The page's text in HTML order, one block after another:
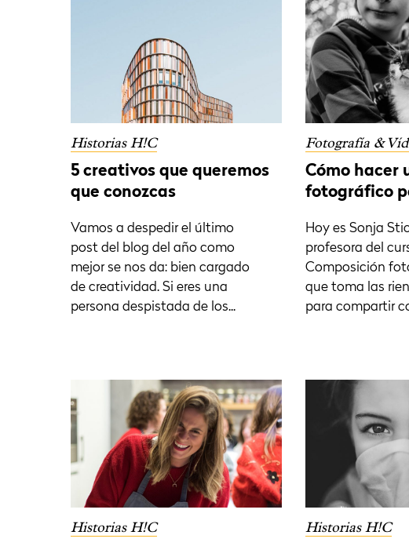
Historias H!C
5 creativos que queremos
que conozcas
Vamos a despedir el último
post del blog del año como
mejor se nos da: bien cargado
de creatividad. Si eres una
persona despistada de los...
Fotografía &
Cómo hacer
fotográfico
Hoy es Sonja
profesora del
Composición
que toma las
para compartir
Historias H!C
Historias H!C